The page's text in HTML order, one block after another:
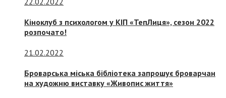
Кіноклуб з психологом у КІП «ТепЛиця», сезон 2022
розпочато!
21.02.2022
Броварська міська бібліотека запрошує броварчан
на художню виставку «Живопис життя»